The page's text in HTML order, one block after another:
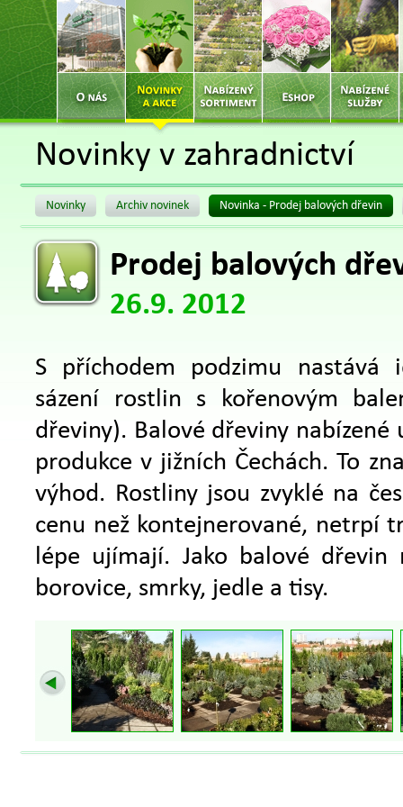
Novinky v zahradnictví
Novinky Archiv novinek Novinka - Prodej balových dřevin
Prodej balových
26.9. 2012
S příchodem podzimu nastává
sázení rostlin s kořenovým
dřeviny). Balové dřeviny nabízené
produkce v jižních Čechách. To
výhod. Rostliny jsou zvyklé na
cenu než kontejnerované, netrpí
lépe ujímají. Jako balové dřevin
borovice, smrky, jedle a tisy.